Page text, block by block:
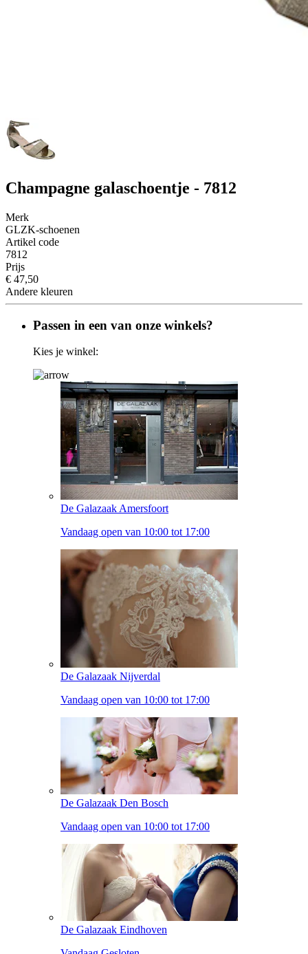
Champagne galaschoentje - 7812
Merk
GLZK-schoenen
Artikel code
7812
Prijs
€ 47,50
Andere kleuren
Passen in een van onze winkels?
Kies je winkel:
De Galazaak Amersfoort
Vandaag open van 10:00 tot 17:00
De Galazaak Nijverdal
Vandaag open van 10:00 tot 17:00
De Galazaak Den Bosch
Vandaag open van 10:00 tot 17:00
De Galazaak Eindhoven